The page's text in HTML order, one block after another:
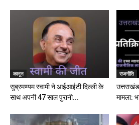
कानून
सुब्रमण्यम स्वामी ने आईआईटी दिल्ली के
साथ अपनी 47 साल पुरानी...
राजनीति
मामला: